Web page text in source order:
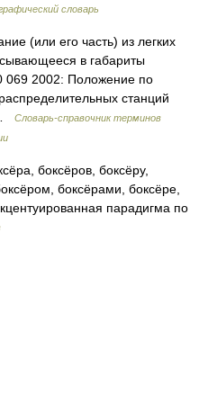
словарь
(или его часть) из легких
в габариты
069 2002: Положение по
станций
Словарь-справочник терминов
боксёров, боксёру,
боксёрами, боксёре,
парадигма по